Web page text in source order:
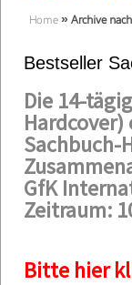
Home » Archive
Bestseller
Die 14-
Sachbuch-
GfK
Zeitraum:
Bitte hier